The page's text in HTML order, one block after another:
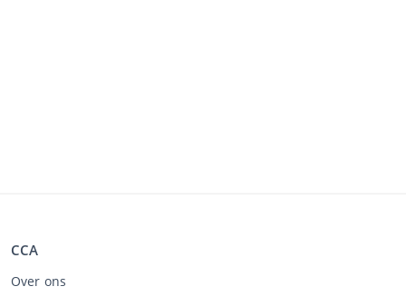
CCA
Over ons